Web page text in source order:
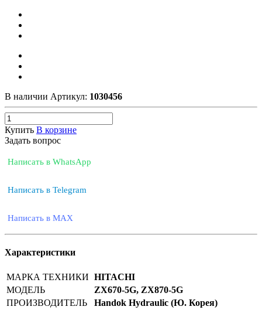
В наличии Артикул: 1030456
Купить В корзине
Задать вопрос
Написать в WhatsApp
Написать в Telegram
Написать в MAX
Характеристики
МАРКА ТЕХНИКИ HITACHI
МОДЕЛЬ
ZX670-5G, ZX870-5G
ПРОИЗВОДИТЕЛЬ
Handok Hydraulic (Ю. Корея)